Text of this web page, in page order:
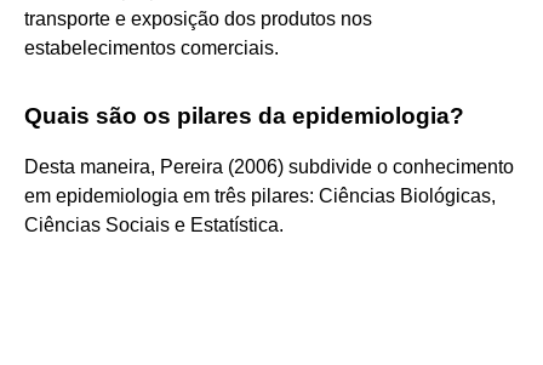
transporte e exposição dos produtos nos
estabelecimentos comerciais.
Quais são os pilares da epidemiologia?
Desta maneira, Pereira (2006) subdivide o conhecimento
em epidemiologia em três pilares: Ciências Biológicas,
Ciências Sociais e Estatística.